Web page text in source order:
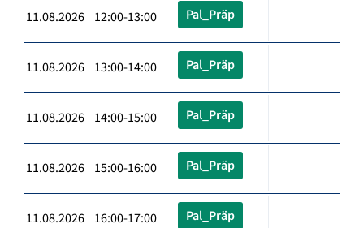
11.08.2026 12:00-13:00 Pal_Präp
11.08.2026 13:00-14:00 Pal_Präp
11.08.2026 14:00-15:00 Pal_Präp
11.08.2026 15:00-16:00 Pal_Präp
11.08.2026 16:00-17:00 Pal_Präp